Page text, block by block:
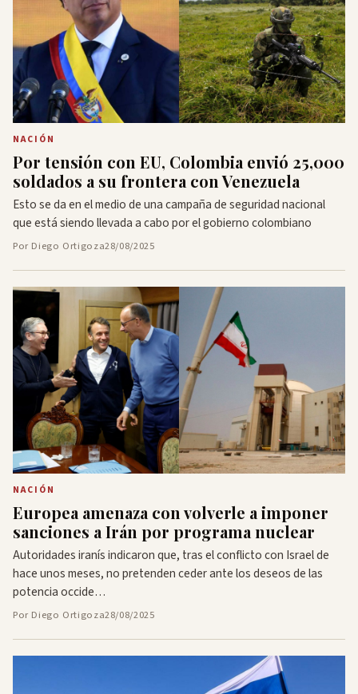
NACIÓN
Por tensión con EU, Colombia envió 25,000
soldados a su frontera con Venezuela
Esto se da en el medio de una campaña de seguridad nacional
que está siendo llevada a cabo por el gobierno colombiano
Por Diego Ortigoza28/08/2025
NACIÓN
Europea amenaza con volverle a imponer
sanciones a Irán por programa nuclear
Autoridades iranís indicaron que, tras el conflicto con Israel de
hace unos meses, no pretenden ceder ante los deseos de las
potencia occide…
Por Diego Ortigoza28/08/2025